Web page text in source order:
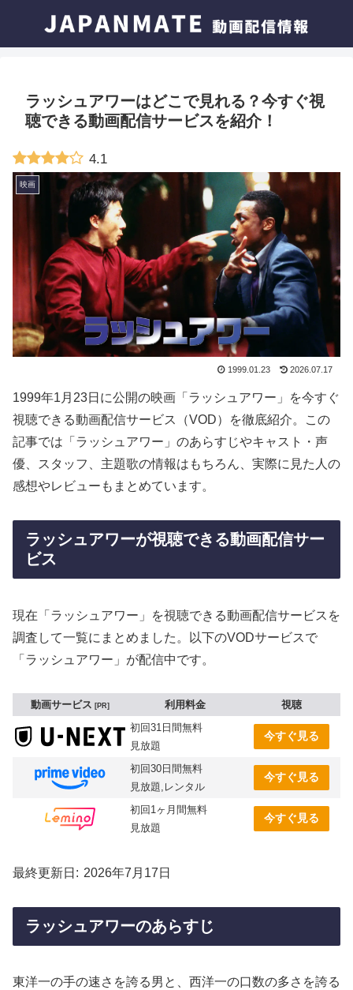
ラッシュアワーはどこで見れる？今すぐ視
聴できる動画配信サービスを紹介！
4.1
映画
1999.01.23 2026.07.17
1999年1月23日に公開の映画「ラッシュアワー」を今すぐ
視聴できる動画配信サービス（VOD）を徹底紹介。この
記事では「ラッシュアワー」のあらすじやキャスト・声
優、スタッフ、主題歌の情報はもちろん、実際に見た人の
感想やレビューもまとめています。
ラッシュアワーが視聴できる動画配信サー
ビス
現在「ラッシュアワー」を視聴できる動画配信サービスを
調査して一覧にまとめました。以下のVODサービスで
「ラッシュアワー」が配信中です。
動画サービス PR 利用料金
視聴
初回31日間無料
見放題
今すぐ見る
初回30日間無料
見放題,レンタル
今すぐ見る
初回1ヶ月間無料
見放題
今すぐ見る
最終更新日 2026年7月17日
ラッシュアワーのあらすじ
東洋一の手の速さを誇る男と、西洋一の口数の多さを誇る